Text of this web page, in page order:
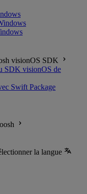
visionOS SDK
SDK visionOS de
Swift Package
la langue